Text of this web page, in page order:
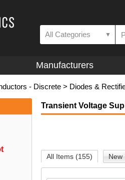
All Categories ▼
Manufacturers
- Discrete > Diodes &
Transient Voltage
All Items (155) New